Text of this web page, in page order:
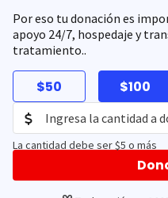
Por eso tu donación es
apoyo 24/7, hospedaje y
tratamiento..
$50 $100
La cantidad debe ser $5 o más